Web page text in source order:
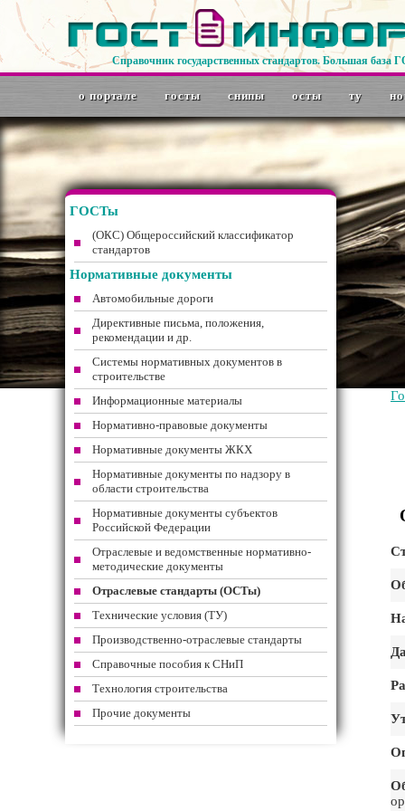
Справочник государственных стандартов. Большая база
о портале госты снипы осты ту
ГОСТы
(ОКС) Общероссийский классификатор
стандартов
Нормативные документы
Автомобильные дороги
Директивные письма, положения,
рекомендации и др.
Системы нормативных документов в
строительстве
Информационные материалы
Нормативно-правовые документы
Нормативные документы ЖКХ
Нормативные документы по надзору в
области строительства
Нормативные документы субъектов
Российской Федерации
Отраслевые и ведомственные нормативно-
методические документы
Отраслевые стандарты (ОСТы)
Технические условия (ТУ)
Производственно-отраслевые стандарты
Справочные пособия к СНиП
Технология строительства
Прочие документы